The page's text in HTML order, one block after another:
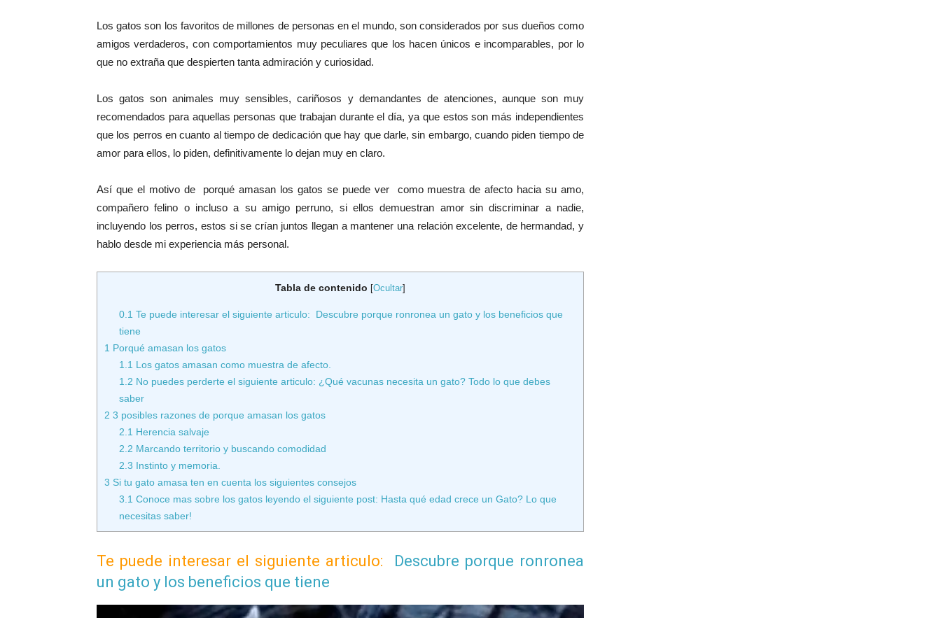
Los gatos son los favoritos de millones de personas en el mundo, son considerados por sus dueños como
amigos verdaderos, con comportamientos muy peculiares que los hacen únicos e incomparables, por lo
que no extraña que despierten tanta admiración y curiosidad.
Los gatos son animales muy sensibles, cariñosos y demandantes de atenciones, aunque son muy
recomendados para aquellas personas que trabajan durante el día, ya que estos son más independientes
que los perros en cuanto al tiempo de dedicación que hay que darle, sin embargo, cuando piden tiempo de
amor para ellos, lo piden, definitivamente lo dejan muy en claro.
Así que el motivo de porqué amasan los gatos se puede ver como muestra de afecto hacia su amo,
compañero felino o incluso a su amigo perruno, si ellos demuestran amor sin discriminar a nadie,
incluyendo los perros, estos si se crían juntos llegan a mantener una relación excelente, de hermandad, y
hablo desde mi experiencia más personal.
Tabla de contenido [Ocultar]
0.1 Te puede interesar el siguiente articulo: Descubre porque ronronea un gato y los beneficios que
tiene
1 Porqué amasan los gatos
1.1 Los gatos amasan como muestra de afecto.
1.2 No puedes perderte el siguiente articulo: ¿Qué vacunas necesita un gato? Todo lo que debes
saber
2 3 posibles razones de porque amasan los gatos
2.1 Herencia salvaje
2.2 Marcando territorio y buscando comodidad
2.3 Instinto y memoria.
3 Si tu gato amasa ten en cuenta los siguientes consejos
3.1 Conoce mas sobre los gatos leyendo el siguiente post: Hasta qué edad crece un Gato? Lo que
necesitas saber!
Te puede interesar el siguiente articulo: Descubre porque ronronea
un gato y los beneficios que tiene